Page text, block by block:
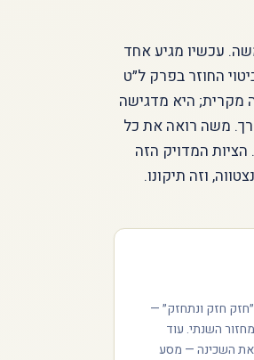
עכשיו מגיע אחד
החוזר בפרק ל״ט
מקרית; היא מדגישה
דרך. משה רואה את כל
המדויק הזה
וזה תיקונו.
חזק ונתחזק״ —
השנתי. עוד
השכינה — מסע